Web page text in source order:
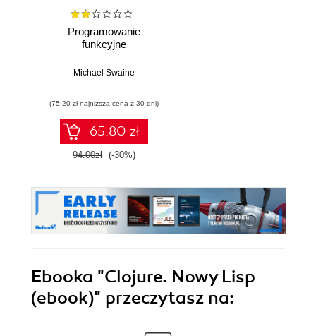
Programowanie
funkcyjne
Michael Swaine
(75,20 zł najniższa cena z 30 dni)
65.80 zł
94.00zł (-30%)
Ebooka "Clojure. Nowy Lisp
(ebook)" przeczytasz na: